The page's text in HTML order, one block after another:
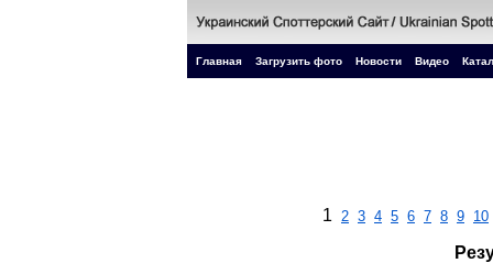
Главная Загрузить фото Новости Видео
1 2 3 4 5 6 7 8 9 10